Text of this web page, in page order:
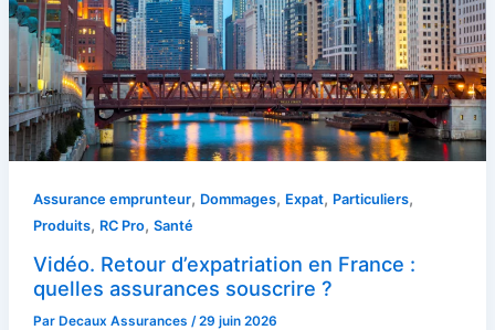
Assurance emprunteur, Dommages, Expat, Particuliers,
Produits, RC Pro, Santé
Vidéo. Retour d’expatriation en France :
quelles assurances souscrire ?
Par Decaux Assurances /29 juin 2026